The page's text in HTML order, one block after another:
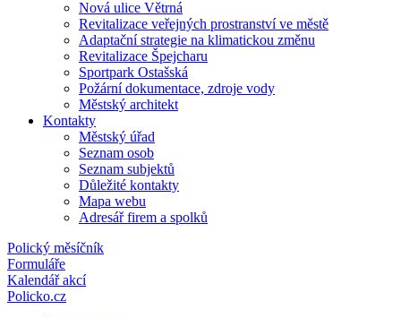
Nová ulice Větrná
Revitalizace veřejných prostranství ve městě
Adaptační strategie na klimatickou změnu
Revitalizace Špejcharu
Sportpark Ostašská
Požární dokumentace, zdroje vody
Městský architekt
Kontakty
Městský úřad
Seznam osob
Seznam subjektů
Důležité kontakty
Mapa webu
Adresář firem a spolků
Polický měsíčník
Formuláře
Kalendář akcí
Policko.cz